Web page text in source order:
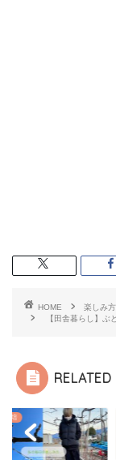
HOME 楽しみ
【田舎暮らし】
栽培